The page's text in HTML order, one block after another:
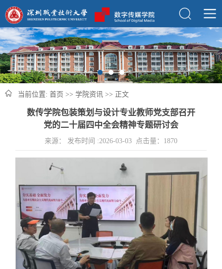
当前位置: 首页 >> 学院资讯 >> 正文
数传学院包装策划与设计专业教师党支部召开
党的二十届四中全会精神专题研讨会
来源： 发布时间 :2026-03-03 点击量： 1870